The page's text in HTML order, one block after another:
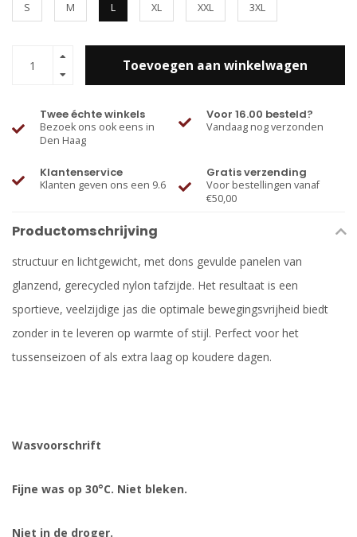
S M L XL XXL 3XL
Toevoegen aan winkelwagen
Twee échte winkels
Bezoek ons ook eens in
Den Haag
Voor 16.00 besteld?
Vandaag nog verzonden
Klantenservice
Klanten geven ons een 9.6
Gratis verzending
Voor bestellingen vanaf
€50,00
Productomschrijving
structuur en lichtgewicht, met dons gevulde panelen van
glanzend, gerecycled nylon tafzijde. Het resultaat is een
sportieve, veelzijdige jas die optimale bewegingsvrijheid biedt
zonder in te leveren op warmte of stijl. Perfect voor het
tussenseizoen of als extra laag op koudere dagen.
Wasvoorschrift
Fijne was op 30°C. Niet bleken.
Niet in de droger.